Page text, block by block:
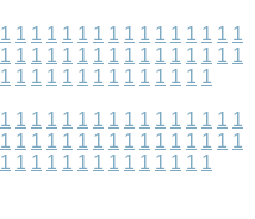
1 1 1 1 1 1 1 1 1 1 1 1 1 1 1 1
1 1 1 1 1 1 1 1 1 1 1 1 1 1 1 1
1 1 1 1 1 1 1 1 1 1 1 1 1 1
1 1 1 1 1 1 1 1 1 1 1 1 1 1 1 1
1 1 1 1 1 1 1 1 1 1 1 1 1 1 1 1
1 1 1 1 1 1 1 1 1 1 1 1 1 1